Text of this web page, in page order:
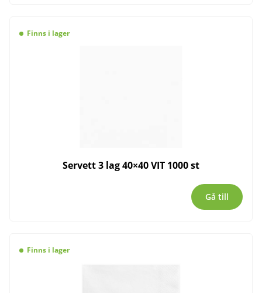
Finns i lager
Servett 3 lag 40×40 VIT 1000 st
Gå till
Finns i lager